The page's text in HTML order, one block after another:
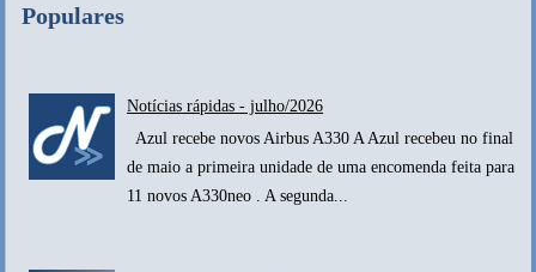
Populares
Notícias rápidas - julho/2026
Azul recebe novos Airbus A330 A Azul recebeu no final
de maio a primeira unidade de uma encomenda feita para
11 novos A330neo . A segunda...